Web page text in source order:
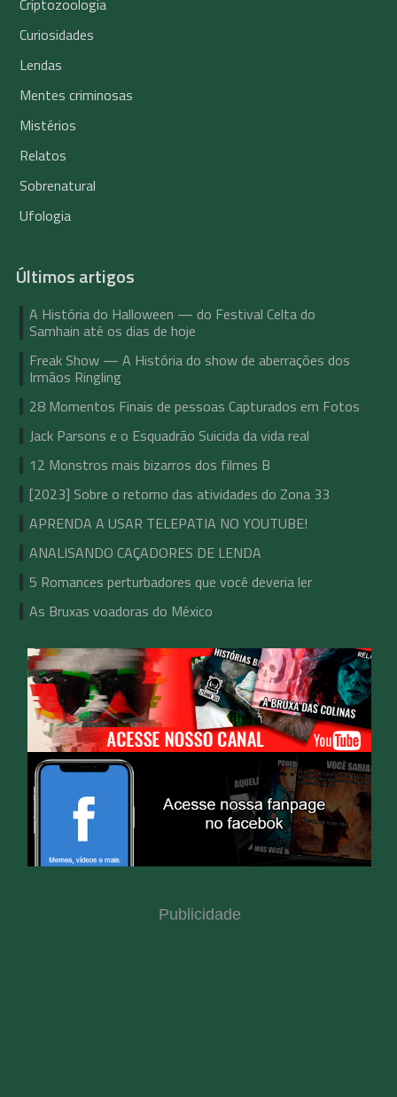
Criptozoologia
Curiosidades
Lendas
Mentes criminosas
Mistérios
Relatos
Sobrenatural
Ufologia
Últimos artigos
A História do Halloween — do Festival Celta do
Samhain até os dias de hoje
Freak Show — A História do show de aberrações dos
Irmãos Ringling
28 Momentos Finais de pessoas Capturados em Fotos
Jack Parsons e o Esquadrão Suicida da vida real
12 Monstros mais bizarros dos filmes B
[2023] Sobre o retorno das atividades do Zona 33
APRENDA A USAR TELEPATIA NO YOUTUBE!
ANALISANDO CAÇADORES DE LENDA
5 Romances perturbadores que você deveria ler
As Bruxas voadoras do México
Publicidade